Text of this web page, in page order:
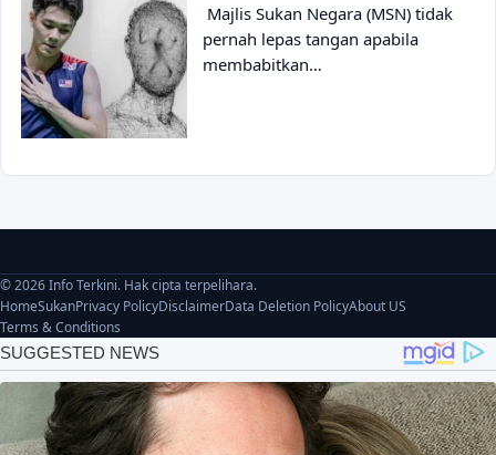
Majlis Sukan Negara (MSN) tidak
pernah lepas tangan apabila
membabitkan…
© 2026 Info Terkini. Hak cipta terpelihara.
HomeSukanPrivacy PolicyDisclaimerData Deletion PolicyAbout US
Terms & Conditions